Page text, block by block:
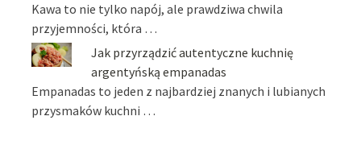
Kawa to nie tylko napój, ale prawdziwa chwila
przyjemności, która …
Jak przyrządzić autentyczne kuchnię
argentyńską empanadas
Empanadas to jeden z najbardziej znanych i lubianych
przysmaków kuchni …